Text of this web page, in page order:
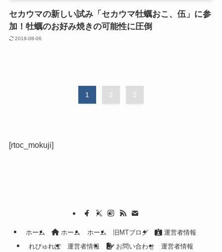
セカウマの新しい試み「セカウマ牡蠣おこ、伍」に参
加！牡蠣のお好み焼きの可能性に圧倒
2018-08-06
1 2 3
[rtoc_mokuji]
ホーム ホーム ホーム 旧MTブログ
運営者情報
れびゅれぽ
運営者情報 お問い合わせ 運営者情報